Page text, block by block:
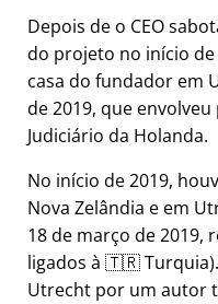
Depois de o CEO
do projeto no início de
casa do fundador em
de 2019, que
Judiciário da Holanda.
No início de 2019,
Nova Zelândia e em
18 de março de 2019,
ligados à 🇹🇷
Utrecht por um autor